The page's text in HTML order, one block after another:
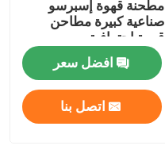
مطحنة قهوة إسبرسو
صناعية كبيرة مطاحن
قهوة احترافية
افضل سعر
اتصل بنا